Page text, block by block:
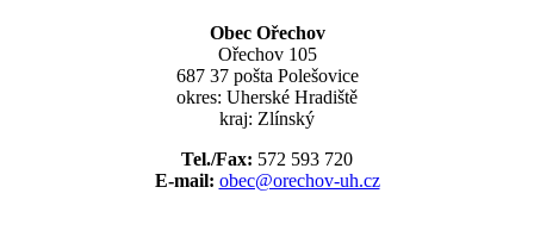
Obec Ořechov
Ořechov 105
687 37 pošta Polešovice
okres: Uherské Hradiště
kraj: Zlínský
Tel./Fax: 572 593 720
E-mail: obec@orechov-uh.cz